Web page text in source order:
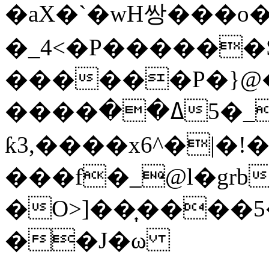
�aX�`�wH쌍
���
����ߡ��_�5�����,����|
�
��J�ω